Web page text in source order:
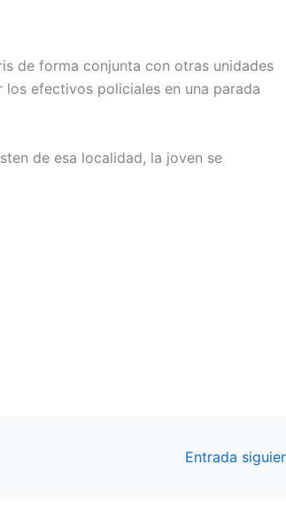
de forma conjunta con otras unidades
efectivos policiales en una parada
de esa localidad, la joven se
Entrada